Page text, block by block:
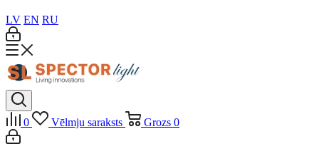
LV EN RU
0 Vēlmju saraksts Grozs 0